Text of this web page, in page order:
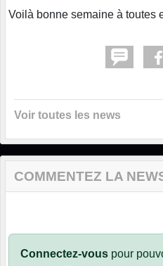
Voilà bonne semaine à toutes
Voir toutes les news
COMMENTEZ LA
Connectez-vous pour